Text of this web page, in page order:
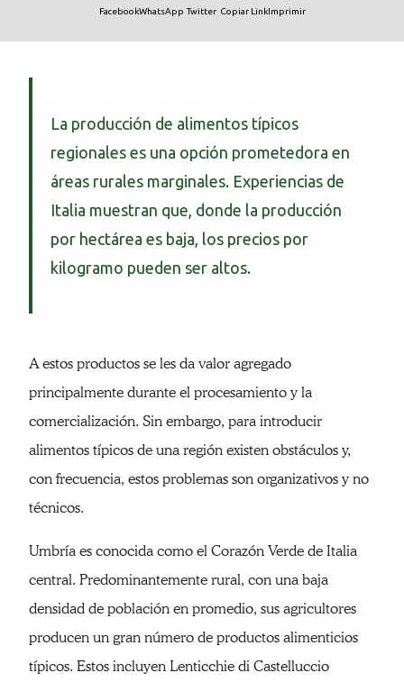
FacebookWhatsApp Twitter Copiar LinkImprimir
La producción de alimentos típicos
regionales es una opción prometedora en
áreas rurales marginales. Experiencias de
Italia muestran que, donde la producción
por hectárea es baja, los precios por
kilogramo pueden ser altos.
A estos productos se les da valor agregado
principalmente durante el procesamiento y la
comercialización. Sin embargo, para introducir
alimentos típicos de una región existen obstáculos y,
con frecuencia, estos problemas son organizativos y no
técnicos.
Umbría es conocida como el Corazón Verde de Italia
central. Predominantemente rural, con una baja
densidad de población en promedio, sus agricultores
producen un gran número de productos alimenticios
típicos. Estos incluyen Lenticchie di Castelluccio